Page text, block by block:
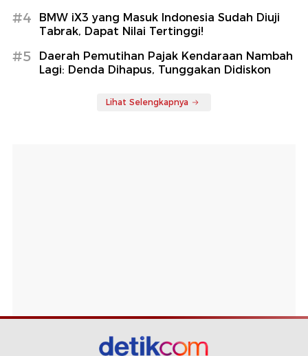
#4
BMW iX3 yang Masuk Indonesia Sudah Diuji
Tabrak, Dapat Nilai Tertinggi!
#5
Daerah Pemutihan Pajak Kendaraan Nambah
Lagi: Denda Dihapus, Tunggakan Didiskon
Lihat Selengkapnya